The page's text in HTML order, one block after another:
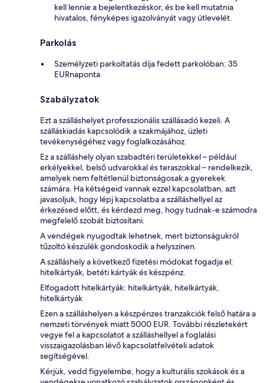
kell lennie a bejelentkezéskor, és be kell mutatnia
hivatalos, fényképes igazolványát vagy útlevelét.
Parkolás
Személyzeti parkoltatás díja fedett parkolóban: 35
EURnaponta
Szabályzatok
Ezt a szálláshelyet professzionális szállásadó kezeli. A
szálláskiadás kapcsolódik a szakmájához, üzleti
tevékenységéhez vagy foglalkozásához.
Ez a szálláshely olyan szabadtéri területekkel – például
erkélyekkel, belső udvarokkal és teraszokkal – rendelkezik,
amelyek nem feltétlenül biztonságosak a gyerekek
számára. Ha kétségeid vannak ezzel kapcsolatban, azt
javasoljuk, hogy lépj kapcsolatba a szálláshellyel az
érkezésed előtt, és kérdezd meg, hogy tudnak-e számodra
megfelelő szobát biztosítani.
A vendégek nyugodtak lehetnek, mert biztonságukról
tűzoltó készülék gondoskodik a helyszínen.
A szálláshely a következő fizetési módokat fogadja el:
hitelkártyák, betéti kártyák és készpénz.
Elfogadott hitelkártyák: hitelkártyák, hitelkártyák,
hitelkártyák
Ezen a szálláshelyen a készpénzes tranzakciók felső határa a
nemzeti törvények miatt 5000 EUR. További részletekért
vegye fel a kapcsolatot a szálláshellyel a foglalási
visszaigazolásban lévő kapcsolatfelvételi adatok
segítségével.
Kérjük, vedd figyelembe, hogy a kulturális szokások és a